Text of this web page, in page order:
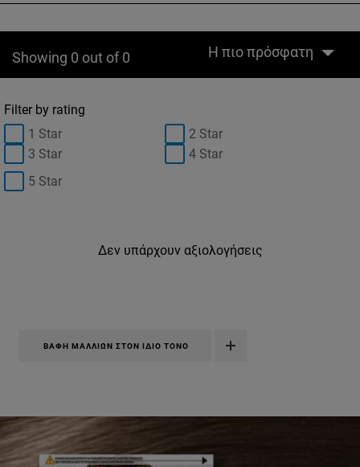
Showing 0 out of 0 Η πιο πρόσφατη
Filter by rating
1 Star
2 Star
3 Star
4 Star
5 Star
Δεν υπάρχουν αξιολογήσεις
ΒΑΦΉ ΜΑΛΛΙΏΝ ΣΤΟΝ ΊΔΙΟ ΤΌΝΟ